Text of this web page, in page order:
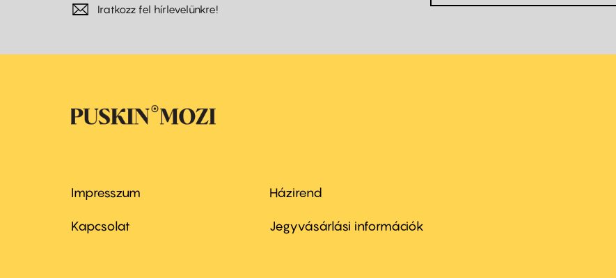
Iratkozz fel hírlevelünkre!
Footer
menu
Impresszum
Kapcsolat
Footer
menu
Házirend
Jegyvásárlási információk